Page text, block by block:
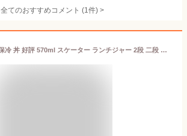
全てのおすすめコメント (1件) >
弁当箱 保温 保冷 丼 好評 570ml スケーター ランチジャー 2段 二段 ランチボックス お弁当箱 おしゃれ かわいい キャラクター ディズニー スヌーピー ジブリ ハローキティ サンリオ SKATER STLBD6AG 抗菌 超軽量真空ステンレス丼ジャー 保温ランチジャー 保温弁当箱